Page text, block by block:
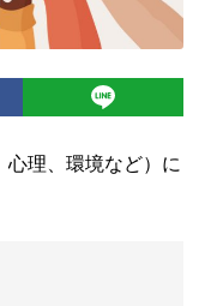
理、環境など）に